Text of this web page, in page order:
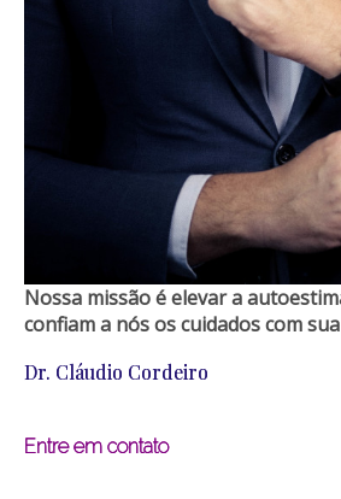
Nossa missão é elevar a
confiam a nós os cuidados com
Dr. Cláudio Cordeiro
Entre em contato